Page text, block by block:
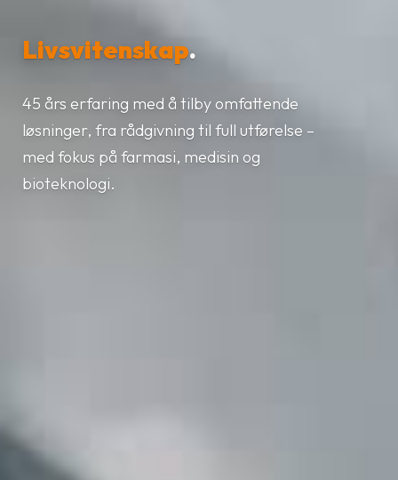
Livsvitenskap.
45 års erfaring med å tilby omfattende
løsninger, fra rådgivning til full utførelse –
med fokus på farmasi, medisin og
bioteknologi.